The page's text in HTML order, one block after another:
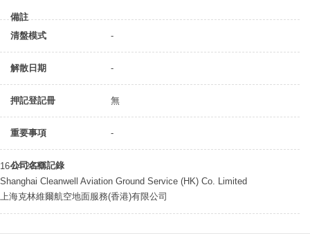
備註
清盤模式
-
解散日期 -
押記登記冊 無
重要事項 -
公司名稱記錄
16-04-2020
Shanghai Cleanwell Aviation Ground Service (HK) Co. Limited
上海克林維爾航空地面服務(香港)有限公司